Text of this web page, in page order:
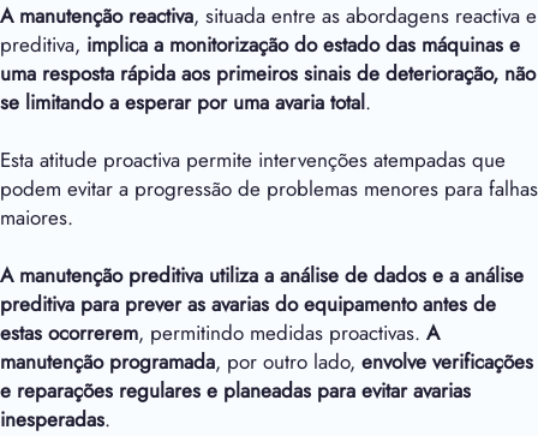
A manutenção reactiva, situada entre as abordagens reactiva e
preditiva, implica a monitorização do estado das máquinas e
uma resposta rápida aos primeiros sinais de deterioração, não
se limitando a esperar por uma avaria total.
Esta atitude proactiva permite intervenções atempadas que
podem evitar a progressão de problemas menores para falhas
maiores.
A manutenção preditiva utiliza a análise de dados e a análise
preditiva para prever as avarias do equipamento antes de
estas ocorrerem, permitindo medidas proactivas. A
manutenção programada, por outro lado, envolve verificações
e reparações regulares e planeadas para evitar avarias
inesperadas.